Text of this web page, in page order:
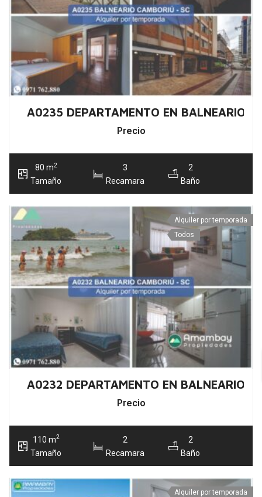
A0235 DEPARTAMENTO EN BALNEARIO
Precio
80 m2
Tamaño
3
Recamara
2
Baño
Alquiler por temporada
Todos
A0232 DEPARTAMENTO EN BALNEARIO
Precio
110 m2
Tamaño
2
Recamara
2
Baño
Alquiler por temporada